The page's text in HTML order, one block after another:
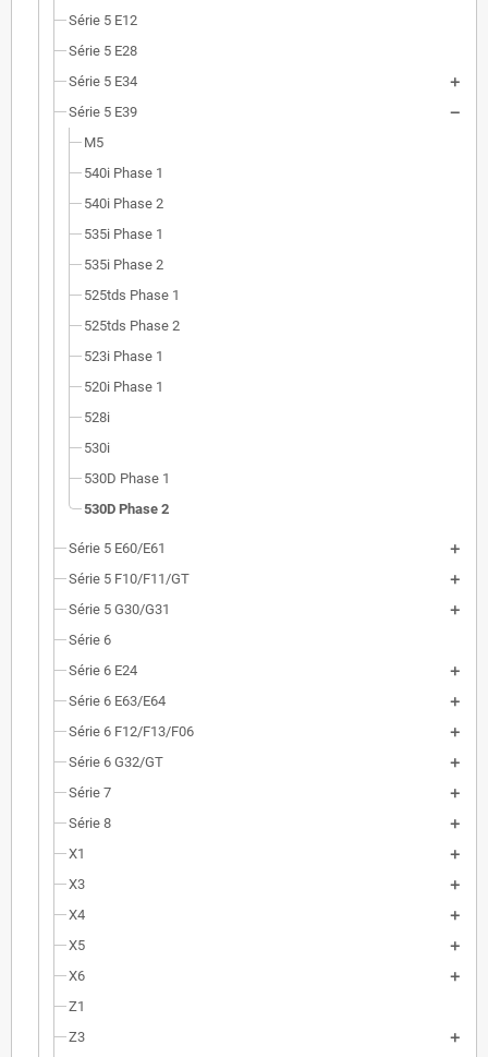
Série 5 E12
Série 5 E28
Série 5 E34
Série 5 E39
M5
540i Phase 1
540i Phase 2
535i Phase 1
535i Phase 2
525tds Phase 1
525tds Phase 2
523i Phase 1
520i Phase 1
528i
530i
530D Phase 1
530D Phase 2
Série 5 E60/E61
Série 5 F10/F11/GT
Série 5 G30/G31
Série 6
Série 6 E24
Série 6 E63/E64
Série 6 F12/F13/F06
Série 6 G32/GT
Série 7
Série 8
X1
X3
X4
X5
X6
Z1
Z3